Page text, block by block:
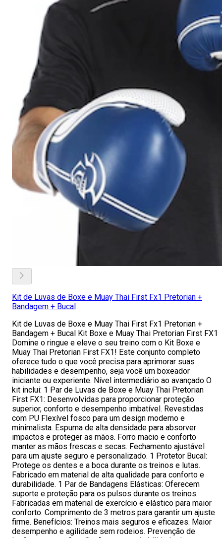
Kit de Luvas de Boxe e Muay Thai First Fx1 Pretorian +
Bandagem + Bucal
Kit de Luvas de Boxe e Muay Thai First Fx1 Pretorian +
Bandagem + Bucal Kit Boxe e Muay Thai Pretorian First FX1
Domine o ringue e eleve o seu treino com o Kit Boxe e
Muay Thai Pretorian First FX1! Este conjunto completo
oferece tudo o que você precisa para aprimorar suas
habilidades e desempenho, seja você um boxeador
iniciante ou experiente. Nível intermediário ao avançado O
kit inclui: 1 Par de Luvas de Boxe e Muay Thai Pretorian
First FX1: Desenvolvidas para proporcionar proteção
superior, conforto e desempenho imbatível. Revestidas
com PU Flexível fosco para um design moderno e
minimalista. Espuma de alta densidade para absorver
impactos e proteger as mãos. Forro macio e conforto
manter as mãos frescas e secas. Fechamento ajustável
para um ajuste seguro e personalizado. 1 Protetor Bucal:
Protege os dentes e a boca durante os treinos e lutas.
Fabricado em material de alta qualidade para conforto e
durabilidade. 1 Par de Bandagens Elásticas: Oferecem
suporte e proteção para os pulsos durante os treinos.
Fabricadas em material de exercício e elástico para maior
conforto. Comprimento de 3 metros para garantir um ajuste
firme. Benefícios: Treinos mais seguros e eficazes. Maior
desempenho e agilidade sem rodeios. Prevenção de